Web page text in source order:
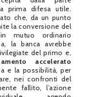
prima difesa utile.
che, da un punto
la conversione del
mutuo ordinario
la banca avrebbe
del primo e,
accelerato
e la possibilità, per
nei confronti del
fallito, l’azione